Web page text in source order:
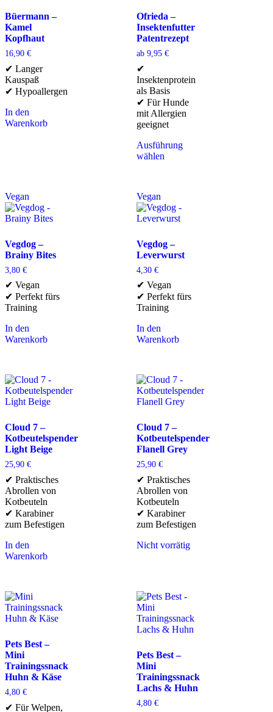
Büermann –
Kamel
Kopfhaut
16,90 €
✔ Langer
Kauspaß
✔ Hypoallergen
In den
Warenkorb
Ofrieda –
Insektenfutter
Patentrezept
ab 9,95 €
✔
Insektenprotein
als Basis
✔ Für Hunde
mit Allergien
geeignet
Ausführung
wählen
Vegan
Vegdog –
Brainy Bites
3,80 €
✔ Vegan
✔ Perfekt fürs
Training
In den
Warenkorb
Vegan
Vegdog –
Leverwurst
4,30 €
✔ Vegan
✔ Perfekt fürs
Training
In den
Warenkorb
Cloud 7 –
Kotbeutelspender
Light Beige
25,90 €
✔ Praktisches
Abrollen von
Kotbeuteln
✔ Karabiner
zum Befestigen
In den
Warenkorb
Cloud 7 –
Kotbeutelspender
Flanell Grey
25,90 €
✔ Praktisches
Abrollen von
Kotbeuteln
✔ Karabiner
zum Befestigen
Nicht vorrätig
Pets Best –
Mini
Trainingssnack
Huhn & Käse
4,80 €
✔ Für Welpen,
Pets Best –
Mini
Trainingssnack
Lachs & Huhn
4,80 €